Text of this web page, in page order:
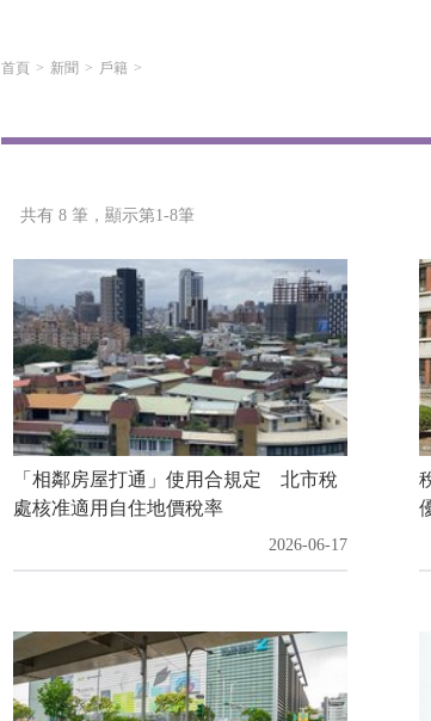
首頁 新聞 戶籍
共有 8 筆， 顯示第1-8筆
「相鄰房屋打通」使用合規定 北市稅
處核准適用自住地價稅率
2026-06-17